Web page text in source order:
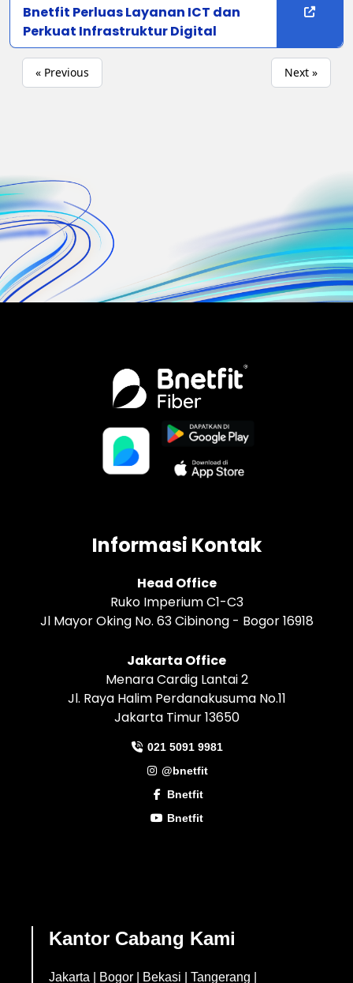
Bnetfit Perluas Layanan ICT dan
Perkuat Infrastruktur Digital
« Previous Next »
Informasi Kontak
Head Office
Ruko Imperium C1-C3
Jl Mayor Oking No. 63 Cibinong - Bogor 16918
Jakarta Office
Menara Cardig Lantai 2
Jl. Raya Halim Perdanakusuma No.11
Jakarta Timur 13650
021 5091 9981
@bnetfit
Bnetfit
Bnetfit
Kantor Cabang Kami
Jakarta Bogor Bekasi Tangerang